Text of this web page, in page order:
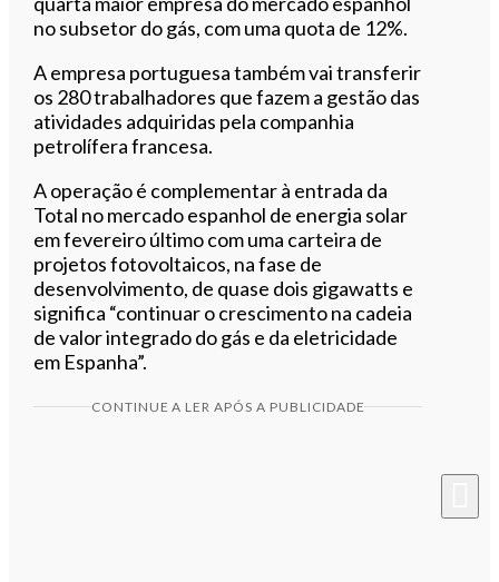
no subsetor do gás, com uma quota de 12%.
A empresa portuguesa também vai transferir
os 280 trabalhadores que fazem a gestão das
atividades adquiridas pela companhia
petrolífera francesa.
A operação é complementar à entrada da
Total no mercado espanhol de energia solar
em fevereiro último com uma carteira de
projetos fotovoltaicos, na fase de
desenvolvimento, de quase dois gigawatts e
significa “continuar o crescimento na cadeia
de valor integrado do gás e da eletricidade
em Espanha”.
CONTINUE A LER APÓS A PUBLICIDADE